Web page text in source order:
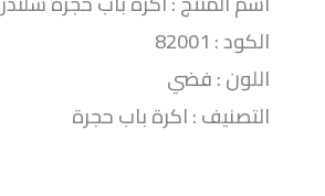
الكود : 82001
اللون : فضي
التصنيف : اكرة باب حجرة